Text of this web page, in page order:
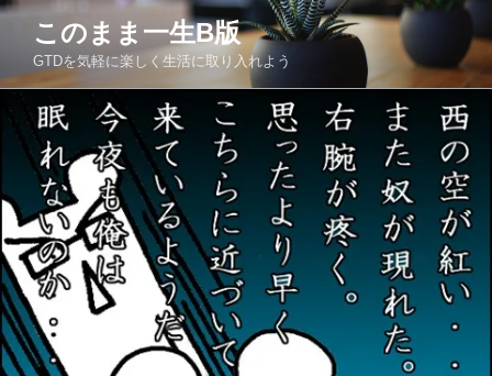
コ
ン
キ
プ
このまま一生Β版
GTDを気軽に楽しく生活に取り入れよう